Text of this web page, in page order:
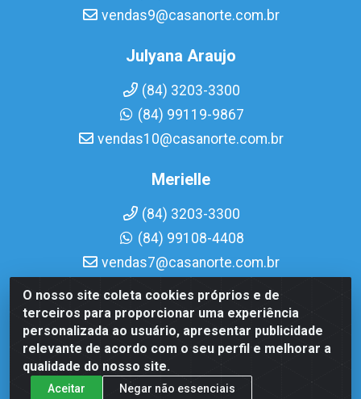
O nosso site coleta cookies próprios e de
terceiros para proporcionar uma experiência
personalizada ao usuário, apresentar publicidade
relevante de acordo com o seu perfil e melhorar a
qualidade do nosso site.
Aceitar Negar não essenciais
vendas9@casanorte.com.br
Julyana Araujo
(84) 3203-3300
(84) 99119-9867
vendas10@casanorte.com.br
Merielle
(84) 3203-3300
(84) 99108-4408
vendas7@casanorte.com.br
Casa Norte LTDA - Av. Interventor Mário Câmara, 1815 -
Dix-Sept Rosado, Natal/RN - CEP 59054-600 - CNPJ
08.713.513/0001-51